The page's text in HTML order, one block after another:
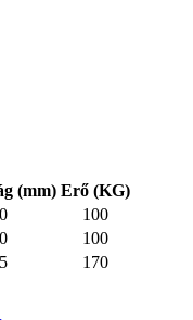
(mm) Erő (KG)
100
100
170